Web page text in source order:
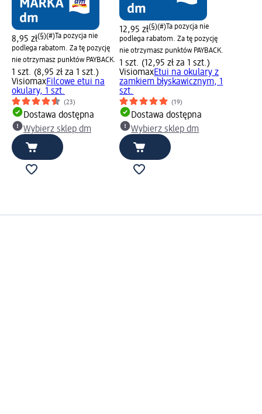
8,95 zł(§)(#) Ta pozycja nie
podlega rabatom. Za tę pozycję
nie otrzymasz punktów PAYBACK.
1 szt. (8,95 zł za 1 szt.)
VisiomaxFilcowe etui na
okulary, 1 szt.
(23)
Dostawa dostępna
Wybierz sklep dm
12,95 zł(§)(#) Ta pozycja nie
podlega rabatom. Za tę pozycję
nie otrzymasz punktów PAYBACK.
1 szt. (12,95 zł za 1 szt.)
VisiomaxEtui na okulary z
zamkiem błyskawicznym, 1
szt.
(19)
Dostawa dostępna
Wybierz sklep dm